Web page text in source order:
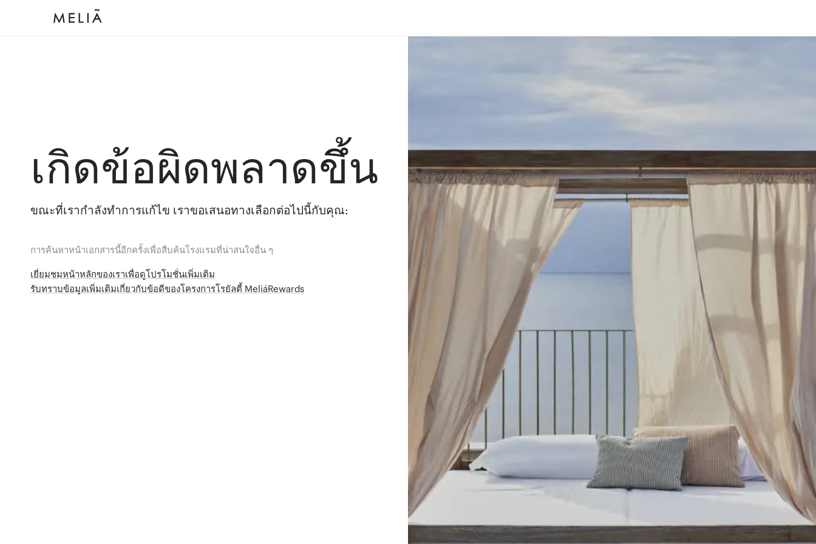
เกิดข้อผิดพลาดขึ้น
ขณะที่เรากำลังทำการแก้ไข เราขอเสนอทางเลือกต่อไปนี้กับคุณ:
การค้นหาหน้าเอกสารนี้อีกครั้งเพื่อสืบค้นโรงแรมที่น่าสนใจอื่น ๆ
เยี่ยมชมหน้าหลักของเราเพื่อดูโปรโมชั่นเพิ่มเติม
รับทราบข้อมูลเพิ่มเติมเกี่ยวกับข้อดีของโครงการโรยัลตี้ MeliáRewards